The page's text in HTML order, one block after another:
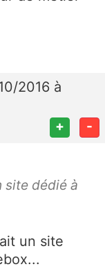
2016 à
+ -
site dédié à
un site